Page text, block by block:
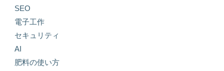
SEO
電子工作
セキュリティ
AI
肥料の使い方